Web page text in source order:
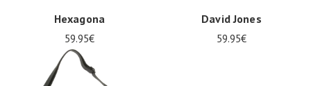
Hexagona
59.95€
David Jones
59.95€